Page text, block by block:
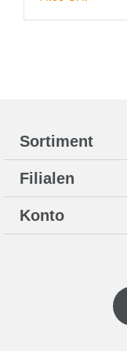
Sortiment
Filialen
Konto